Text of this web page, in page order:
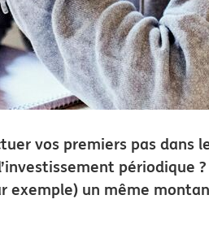
vos premiers pas dans
périodique
un même